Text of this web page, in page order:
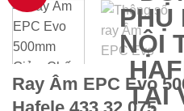
Ray Âm EPC Evo